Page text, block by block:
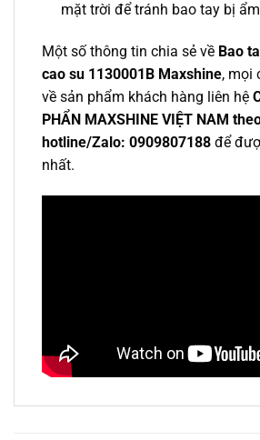
mặt trời để tránh bao tay bị
Một số thông tin chia sẻ về Bao
cao su 1130001B Maxshine, mọi
về sản phẩm khách hàng liên hệ
PHẨN MAXSHINE VIỆT NAM
hotline/Zalo: 0909807188 để
nhất.